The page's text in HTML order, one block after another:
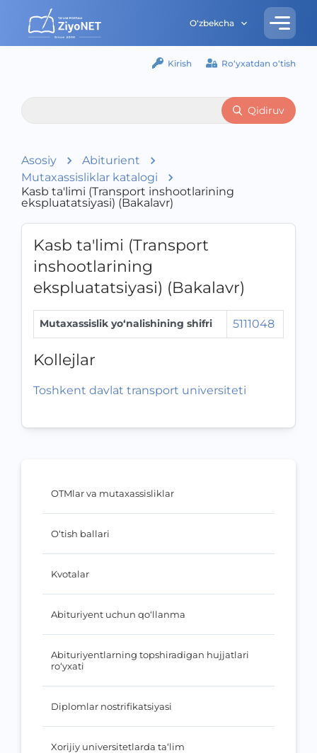
O‘zbekcha
Kirish Ro‘yxatdan o‘tish
Qidiruv
Asosiy
Abiturient
Mutaxassisliklar katalogi
Kasb ta'limi (Transport inshootlarining
ekspluatatsiyasi) (Bakalavr)
OTMlar va mutaxassisliklar
O‘tish ballari
Kvotalar
Abituriyent uchun qo‘llanma
Abituriyentlarning topshiradigan hujjatlari
ro‘yxati
Diplomlar nostrifikatsiyasi
Xorijiy universitetlarda ta‘lim
Kasb ta'limi (Transport
inshootlarining
ekspluatatsiyasi) (Bakalavr)
Mutaxassislik yo‘nalishining shifri 5111048
Kollejlar
Toshkent davlat transport universiteti